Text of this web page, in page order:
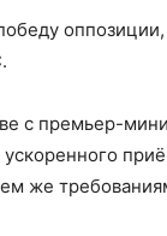
с премьер-
же